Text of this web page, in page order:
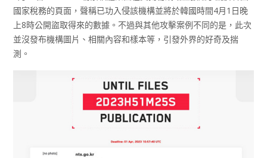
國家稅務的頁面，聲稱已功入侵該機構並將於韓國時間4月1日晚
上8時公開盜取得來的數據。不過與其他攻擊案例不同的是，此次
並沒發布機構圖片、相關內容和樣本等，引發外界的好奇及揣
測。